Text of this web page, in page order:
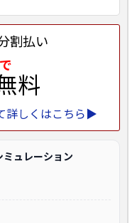
割払い
料
詳しくはこちら▶
ミュレーション